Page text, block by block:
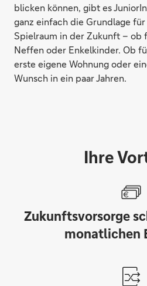
blicken können, gibt es
ganz einfach die Grundlage
Spielraum in der Zukunft – ob
Neffen oder Enkelkinder. Ob
erste eigene Wohnung oder
Wunsch in ein paar Jahren.
Ihre
Zukunftsvorsorge
monatlichen